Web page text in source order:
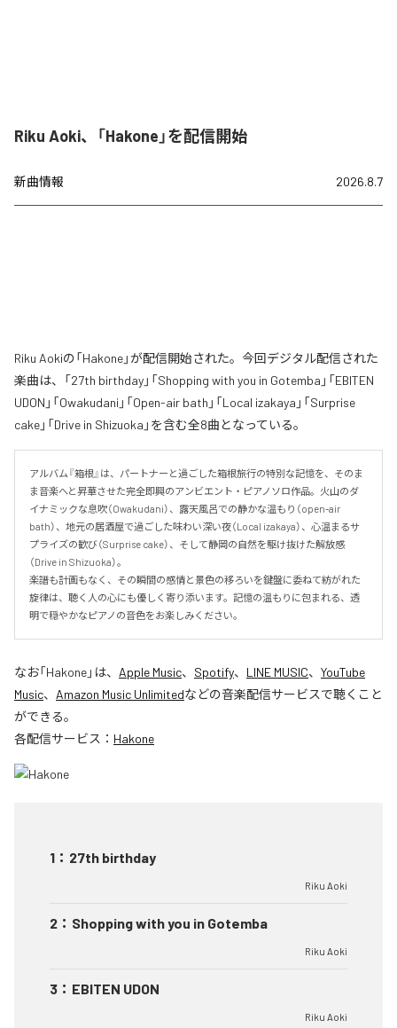
Riku Aoki、「Hakone」を配信開始
新曲情報 2026.8.7
Riku Aokiの「Hakone」が配信開始された。今回デジタル配信された
楽曲は、「27th birthday」「Shopping with you in Gotemba」「EBITEN
UDON」「Owakudani」「Open-air bath」「Local izakaya」「Surprise
cake」「Drive in Shizuoka」を含む全8曲となっている。
アルバム『箱根』は、パートナーと過ごした箱根旅行の特別な記憶を、そのま
ま音楽へと昇華させた完全即興のアンビエント・ピアノソロ作品。火山のダ
イナミックな息吹（Owakudani）、露天風呂での静かな温もり（open-air
bath）、地元の居酒屋で過ごした味わい深い夜（Local izakaya）、心温まるサ
プライズの歓び（Surprise cake）、そして静岡の自然を駆け抜けた解放感
（Drive in Shizuoka）。
楽譜も計画もなく、その瞬間の感情と景色の移ろいを鍵盤に委ねて紡がれた
旋律は、聴く人の心にも優しく寄り添います。記憶の温もりに包まれる、透
明で穏やかなピアノの音色をお楽しみください。
なお「Hakone」は、 Apple Music、 Spotify、 LINE MUSIC、 YouTube
Music、 Amazon Music Unlimitedなどの音楽配信サービスで聴くこと
ができる。
各配信サービス： Hakone
1 ： 27th birthday
Riku Aoki
2 ： Shopping with you in Gotemba
Riku Aoki
3 ： EBITEN UDON
Riku Aoki